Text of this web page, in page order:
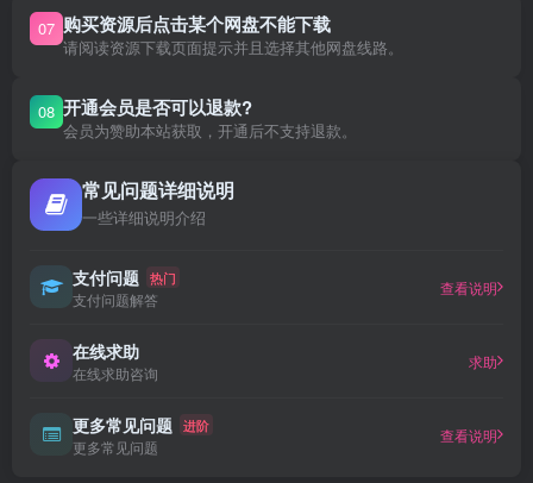
07 购买资源后点击某个网盘不能下载
请阅读资源下载页面提示并且选择其他网盘线路。
08 开通会员是否可以退款?
会员为赞助本站获取，开通后不支持退款。
常见问题详细说明
一些详细说明介绍
支付问题 热门
支付问题解答
查看说明
在线求助
在线求助咨询
求助
更多常见问题 进阶
更多常见问题
查看说明